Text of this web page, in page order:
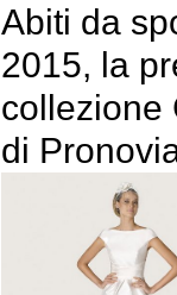
Abiti da
2015, la
collezione
di